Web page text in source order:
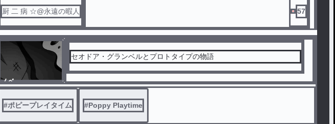
厨 二 病 ☆@永遠の暇人 57
ノベ
ル
セオドア・グランベルとプロトタイプの物語
#ポピープレイタイム #Poppy Playtime